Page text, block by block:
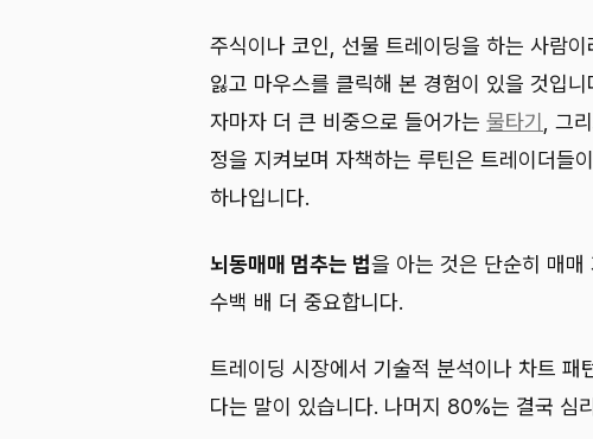
주식이나 코인, 선물 트레이딩을 하는 사람
잃고 마우스를 클릭해 본 경험이 있을 것입
자마자 더 큰 비중으로 들어가는 물타기 , 그
정을 지켜보며 자책하는 루틴은 트레이더들
하나입니다.
뇌동매매 멈추는 법을 아는 것은 단순히 매
수백 배 더 중요합니다.
트레이딩 시장에서 기술적 분석이나 차트
다는 말이 있습니다. 나머지 80%는 결국 심